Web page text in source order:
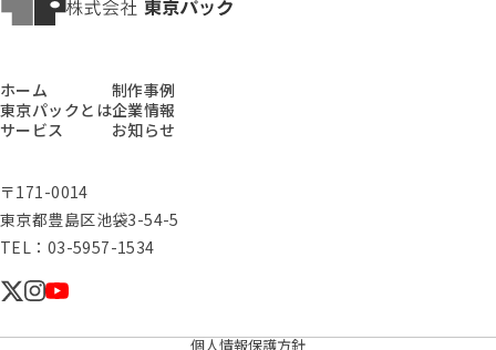
〒171-0014
東京都豊島区池袋3-54-5
TEL：03-5957-1534
ホーム
東京パックとは
サービス
制作事例
企業情報
お知らせ
個人情報保護方針